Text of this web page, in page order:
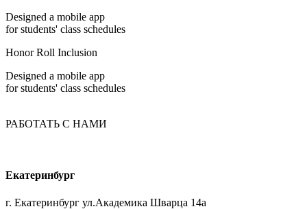
Designed a mobile app
for students' class schedules
Honor Roll Inclusion
Designed a mobile app
for students' class schedules
РАБОТАТЬ С НАМИ
Екатеринбург
г. Екатеринбург ул.Академика Шварца 14а